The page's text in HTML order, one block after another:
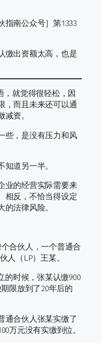
指南公众号］第1333
缴出资额太高，也是
，就觉得很轻松，因
，而且未来还可以通
资。
些，是没有压力和风
道另一半。
业的经营实际需要来
相反，不恰当得设定
法律风险。
合伙人，一个普通合
人（LP）王某。
的时候，张某认缴900
限放到了20年后的
通合伙人张某实缴了
万元没有实缴到位。